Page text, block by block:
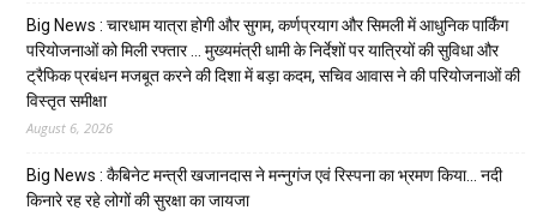
Big News : चारधाम यात्रा होगी और सुगम, कर्णप्रयाग और सिमली में आधुनिक पार्किंग
परियोजनाओं को मिली रफ्तार … मुख्यमंत्री धामी के निर्देशों पर यात्रियों की सुविधा और
ट्रैफिक प्रबंधन मजबूत करने की दिशा में बड़ा कदम, सचिव आवास ने की परियोजनाओं की
विस्तृत समीक्षा
August 6, 2026
Big News : कैबिनेट मन्त्री खजानदास ने मन्नुगंज एवं रिस्पना का भ्रमण किया… नदी
किनारे रह रहे लोगों की सुरक्षा का जायजा